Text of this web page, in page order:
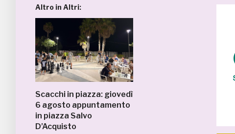
Altro in Altri:
Scacchi in piazza: giovedì
6 agosto appuntamento
in piazza Salvo
D’Acquisto